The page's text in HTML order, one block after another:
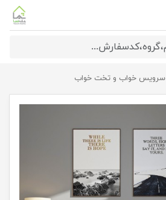
سرویس خواب و تخت خواب